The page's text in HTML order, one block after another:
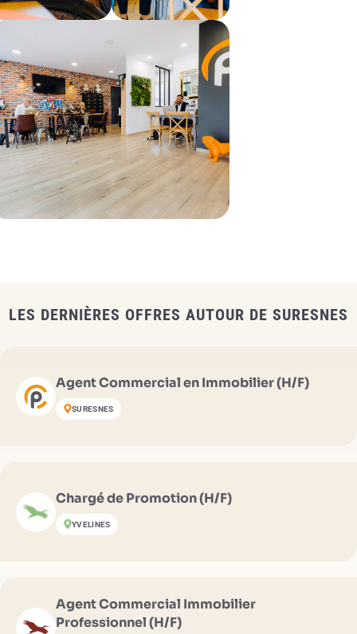
LES DERNIÈRES OFFRES AUTOUR DE SURESNES
Agent Commercial en Immobilier (H/F)
SURESNES
Chargé de Promotion (H/F)
YVELINES
Agent Commercial Immobilier
Professionnel (H/F)